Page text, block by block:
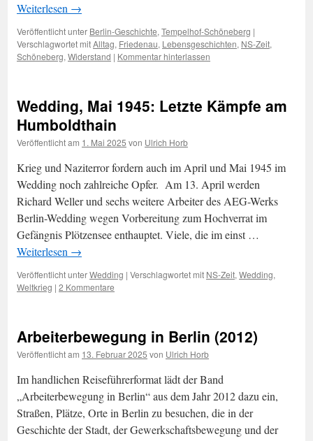
Weiterlesen →
Veröffentlicht unter Berlin-Geschichte, Tempelhof-Schöneberg |
Verschlagwortet mitAlltag, Friedenau, Lebensgeschichten, NS-Zeit,
Schöneberg, Widerstand | Kommentar hinterlassen
Wedding, Mai 1945: Letzte Kämpfe am
Humboldthain
Veröffentlicht am 1. Mai 2025 von Ulrich Horb
Krieg und Naziterror fordern auch im April und Mai 1945 im
Wedding noch zahlreiche Opfer. Am 13. April werden
Richard Weller und sechs weitere Arbeiter des AEG-Werks
Berlin-Wedding wegen Vorbereitung zum Hochverrat im
Gefängnis Plötzensee enthauptet. Viele, die im einst …
Weiterlesen →
Veröffentlicht unterWedding | Verschlagwortet mit NS-Zeit, Wedding,
Weltkrieg | 2 Kommentare
Arbeiterbewegung in Berlin (2012)
Veröffentlicht am 13. Februar 2025 von Ulrich Horb
Im handlichen Reiseführerformat lädt der Band
„Arbeiterbewegung in Berlin“ aus dem Jahr 2012 dazu ein,
Straßen, Plätze, Orte in Berlin zu besuchen, die in der
Geschichte der Stadt, der Gewerkschaftsbewegung und der